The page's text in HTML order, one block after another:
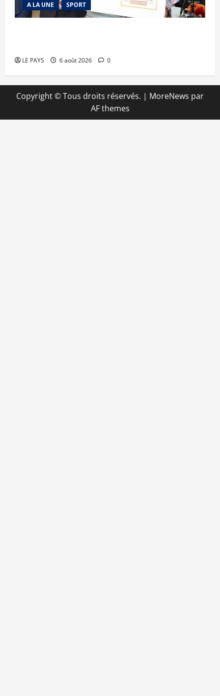
A LA UNE SPORT
LE PAYS 6 août 2026 0
Copyright © Tous droits réservés. | MoreNews par
AF themes